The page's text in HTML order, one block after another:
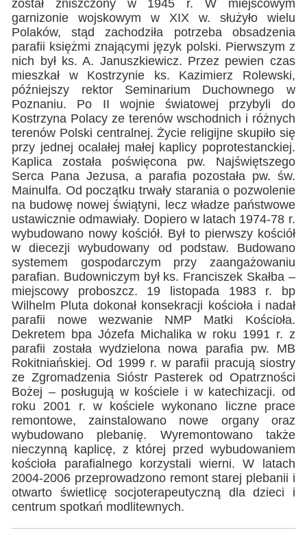
został zniszczony w 1945 r. W miejscowym
garnizonie wojskowym w XIX w. służyło wielu
Polaków, stąd zachodziła potrzeba obsadzenia
parafii księżmi znającymi język polski. Pierwszym z
nich był ks. A. Januszkiewicz. Przez pewien czas
mieszkał w Kostrzynie ks. Kazimierz Rolewski,
późniejszy rektor Seminarium Duchownego w
Poznaniu. Po II wojnie światowej przybyli do
Kostrzyna Polacy ze terenów wschodnich i różnych
terenów Polski centralnej. Życie religijne skupiło się
przy jednej ocalałej małej kaplicy poprotestanckiej.
Kaplica została poświęcona pw. Najświętszego
Serca Pana Jezusa, a parafia pozostała pw. św.
Mainulfa. Od początku trwały starania o pozwolenie
na budowę nowej świątyni, lecz władze państwowe
ustawicznie odmawiały. Dopiero w latach 1974-78 r.
wybudowano nowy kościół. Był to pierwszy kościół
w diecezji wybudowany od podstaw. Budowano
systemem gospodarczym przy zaangażowaniu
parafian. Budowniczym był ks. Franciszek Skałba –
miejscowy proboszcz. 19 listopada 1983 r. bp
Wilhelm Pluta dokonał konsekracji kościoła i nadał
parafii nowe wezwanie NMP Matki Kościoła.
Dekretem bpa Józefa Michalika w roku 1991 r. z
parafii została wydzielona nowa parafia pw. MB
Rokitniańskiej. Od 1999 r. w parafii pracują siostry
ze Zgromadzenia Sióstr Pasterek od Opatrzności
Bożej – posługują w kościele i w katechizacji. od
roku 2001 r. w kościele wykonano liczne prace
remontowe, zainstalowano nowe organy oraz
wybudowano plebanię. Wyremontowano także
nieczynną kaplicę, z której przed wybudowaniem
kościoła parafialnego korzystali wierni. W latach
2004-2006 przeprowadzono remont starej plebanii i
otwarto świetlicę socjoterapeutyczną dla dzieci i
centrum spotkań modlitewnych.